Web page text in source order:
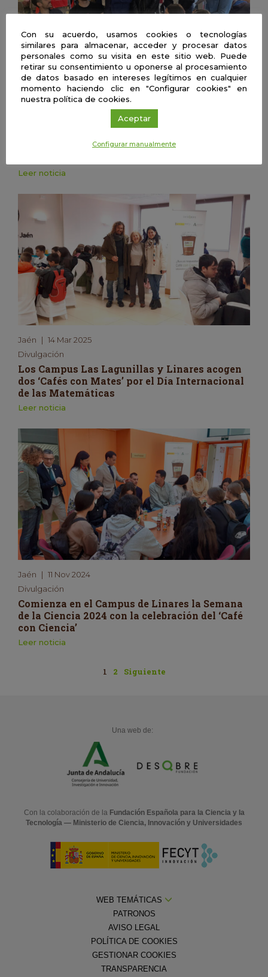
Jaén | 03 Nov 2025
La Universidad de Jaén inaugura la Semana de
trata de hacer ciencia, sino de hacer
Leer noticia
Jaén | 14 Mar 2025
Divulgación
Los Campus Las Lagunillas y Linares acogen
dos ‘Cafés con Mates’ por el Día Internacional
de las Matemáticas
Leer noticia
Jaén | 11 Nov 2024
Divulgación
Comienza en el Campus de Linares la Semana
de la Ciencia 2024 con la celebración del ‘Café
con Ciencia’
Leer noticia
1 2 Siguiente
Una web de:
Con la colaboración de la Fundación Española para la Ciencia y la
Tecnología — Ministerio de Ciencia, Innovación y Universidades
WEB TEMÁTICAS
PATRONOS
AVISO LEGAL
POLÍTICA DE COOKIES
GESTIONAR COOKIES
TRANSPARENCIA
Con su acuerdo, usamos cookies o tecnologías
similares para almacenar, acceder y procesar datos
personales como su visita en este sitio web. Puede
retirar su consentimiento u oponerse al procesamiento
de datos basado en intereses legítimos en cualquier
momento haciendo clic en "Configurar cookies" en
nuestra política de cookies.
Aceptar
Configurar manualmente